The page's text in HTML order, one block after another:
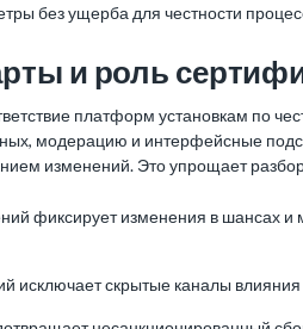
без ущерба для честности
и роль
платформ установкам по
модерацию и интерфейсные
изменений. Это упрощает
фиксирует изменения в шансах и
исключает скрытые каналы